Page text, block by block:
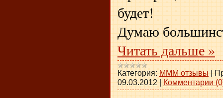
будет!
Думаю
Читать дальше »
Категория: МММ отзывы |
09.03.2012 | Комментарии